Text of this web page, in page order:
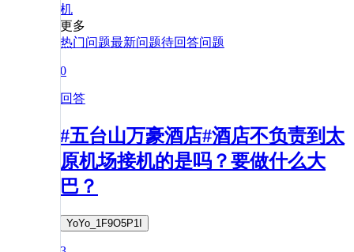
机
更多
热门问题最新问题待回答问题
0
回答
#五台山万豪酒店#酒店不负责到太
原机场接机的是吗？要做什么大
巴？
YoYo_1F9O5P1I